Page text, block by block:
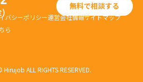
無料で相談する
バシーポリシー運営会社情報サイトマップ
ら
ALL RIGHTS RESERVED.